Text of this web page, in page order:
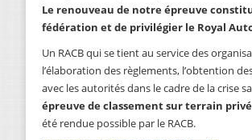
Le renouveau de notre épreuve
fédération et de privilégier le Royal
Un RACB qui se tient au service des
l’élaboration des règlements, l’obtention
avec les autorités dans le cadre de la crise
épreuve de classement sur terrain
été rendue possible par le RACB.